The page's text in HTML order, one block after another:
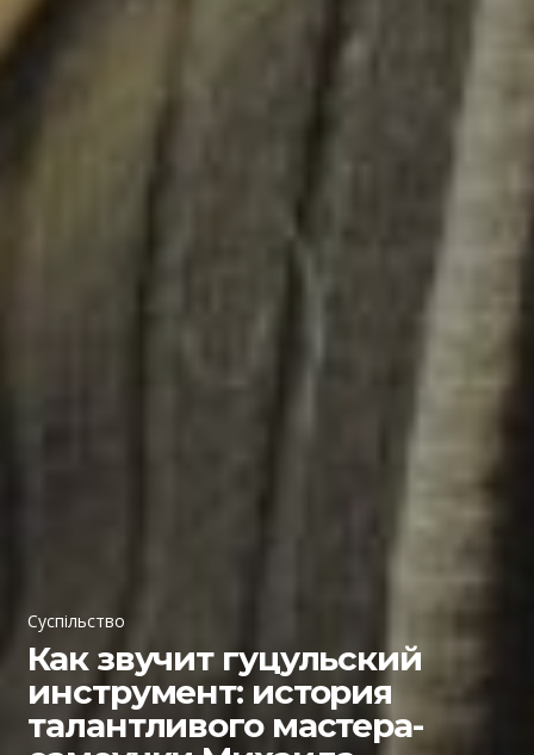
Суспільство
Как звучит гуцульский
инструмент: история
талантливого мастера-